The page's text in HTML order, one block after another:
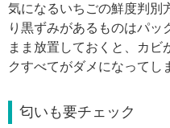
気になるいちごの鮮度判別
り黒ずみがあるものはパッ
まま放置しておくと、カビ
クすべてがダメになってし
匂いも要チェック